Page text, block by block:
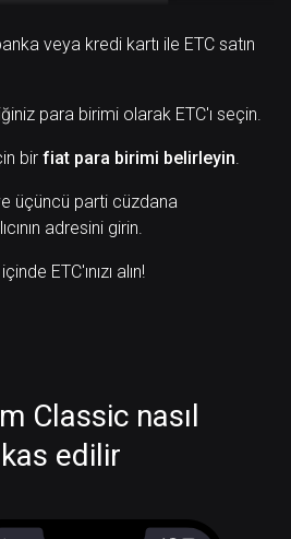
veya kredi kartı ile ETC satın
para birimi olarak ETC'ı seçin.
bir fiat para birimi belirleyin.
üçüncü parti cüzdana
adresini girin.
içinde ETC'ınızı alın!
Classic nasıl
edilir